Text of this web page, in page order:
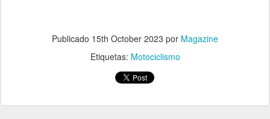
Publicado 15th October 2023 por Magazine
Etiquetas: Motociclismo